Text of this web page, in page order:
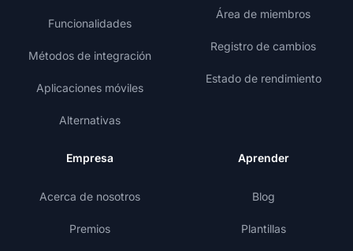
Funcionalidades
Métodos de integración
Aplicaciones móviles
Alternativas
Área de miembros
Registro de cambios
Estado de rendimiento
Empresa
Acerca de nosotros
Premios
Aprender
Blog
Plantillas